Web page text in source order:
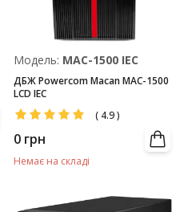
Модель: MAC-1500 IEC
ДБЖ Powercom Macan MAC-1500
LCD IEC
( 4.9)
0 грн
Немає на складі